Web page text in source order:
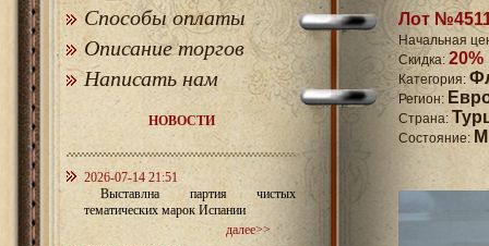
Способы оплаты
Описание торгов
Написать нам
НОВОСТИ
2026-07-14 21:51
Выставлна партия чистых
тематических марок Испании
далее>>
Лот
Начальная
Скидка: 20%
Категория:
Регион:
Страна:
Состояние: